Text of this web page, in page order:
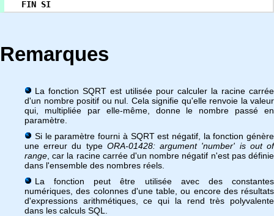
FIN SI
Remarques
La fonction SQRT est utilisée pour calculer la racine carrée
d'un nombre positif ou nul. Cela signifie qu'elle renvoie la valeur
qui, multipliée par elle-même, donne le nombre passé en
paramètre.
Si le paramètre fourni à SQRT est négatif, la fonction génère
une erreur du type ORA-01428: argument 'number' is out of
range , car la racine carrée d'un nombre négatif n'est pas définie
dans l'ensemble des nombres réels.
La fonction peut être utilisée avec des constantes
numériques, des colonnes d'une table, ou encore des résultats
d'expressions arithmétiques, ce qui la rend très polyvalente
dans les calculs SQL.